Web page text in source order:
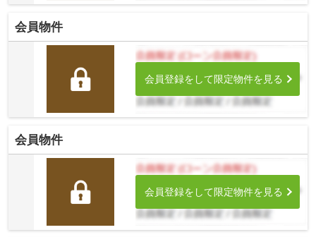
会員物件
会員登録をして限定物件を見る
会員物件
会員登録をして限定物件を見る